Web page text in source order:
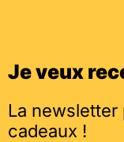
Je veux
La newsletter
cadeaux !